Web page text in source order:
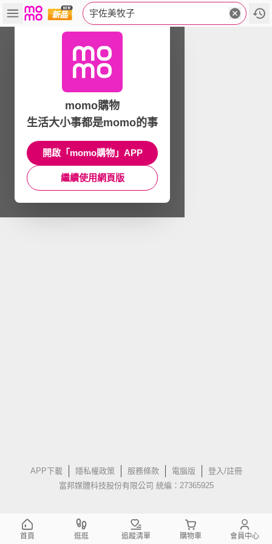
宇佐美牧子
APP下載 隱私權政策 服務條款 電腦版
登入/註冊
富邦媒體科技股份有限公司 統編：27365925
momo購物
生活大小事都是momo的事
開啟「momo購物」APP
繼續使用網頁版
首頁 逛逛 追蹤清單 購物車 會員中心